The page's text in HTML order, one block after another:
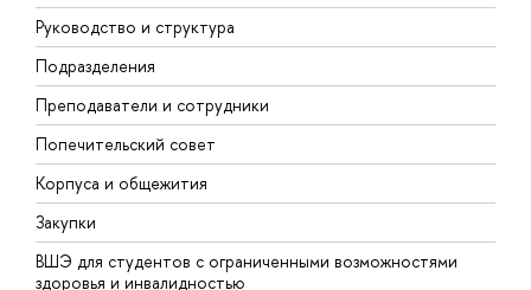
Руководство и структура
Подразделения
Преподаватели и сотрудники
Попечительский совет
Корпуса и общежития
Закупки
ВШЭ для студентов с ограниченными возможностями
здоровья и инвалидностью